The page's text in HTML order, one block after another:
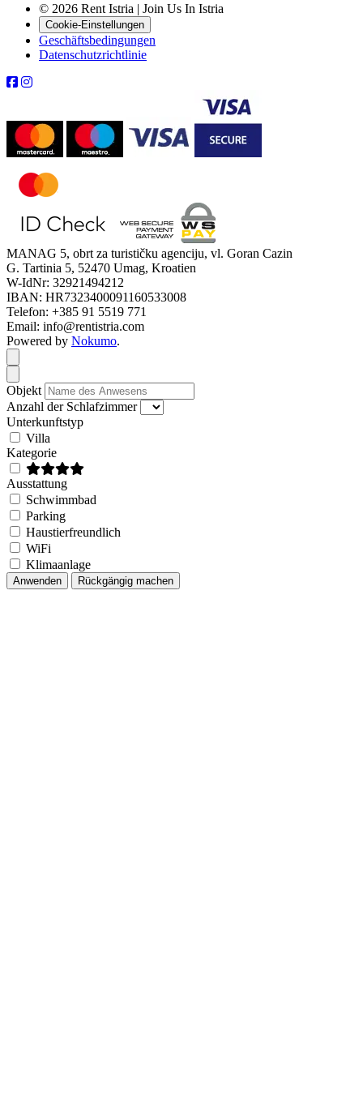
© 2026 Rent Istria | Join Us In Istria
Cookie-Einstellungen
Geschäftsbedingungen
Datenschutzrichtlinie
MANAG 5, obrt za turističku agenciju, vl. Goran Cazin
G. Tartinia 5, 52470 Umag, Kroatien
W-IdNr: 32921494212
IBAN: HR7323400091160533008
Telefon: +385 91 5519 771
Email: info@rentistria.com
Powered by Nokumo.
Close modal
Close modal
Objekt
Anzahl der Schlafzimmer
Unterkunftstyp
Villa
Kategorie
Ausstattung
Schwimmbad
Parking
Haustierfreundlich
WiFi
Klimaanlage
Anwenden Rückgängig machen